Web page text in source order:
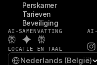
Perskamer
Tarieven
Beveiliging
AI-SAMENVATTING AI-
LOCATIE EN TAAL
Select Language
Nederlands (België)